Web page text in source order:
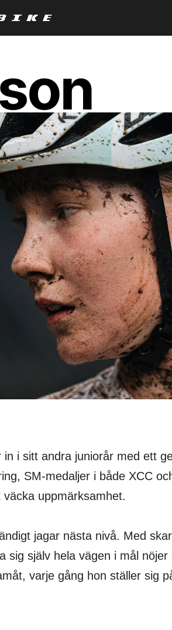
i sitt andra juniorår med ett
SM-medaljer i både XCC
uppmärksamhet.
jagar nästa nivå. Med
sig själv hela vägen i mål nöjer
varje gång hon ställer sig